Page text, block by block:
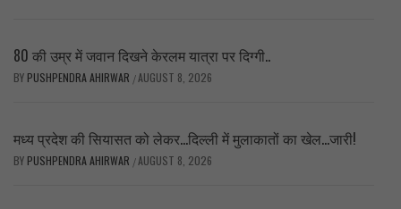
80 की उम्र में जवान दिखने केरलम यात्रा पर दिग्गी..
BY PUSHPENDRA AHIRWAR /AUGUST 8, 2026
मध्य प्रदेश की सियासत को लेकर…दिल्ली में मुलाकातों का खेल…जारी!
BY PUSHPENDRA AHIRWAR /AUGUST 8, 2026